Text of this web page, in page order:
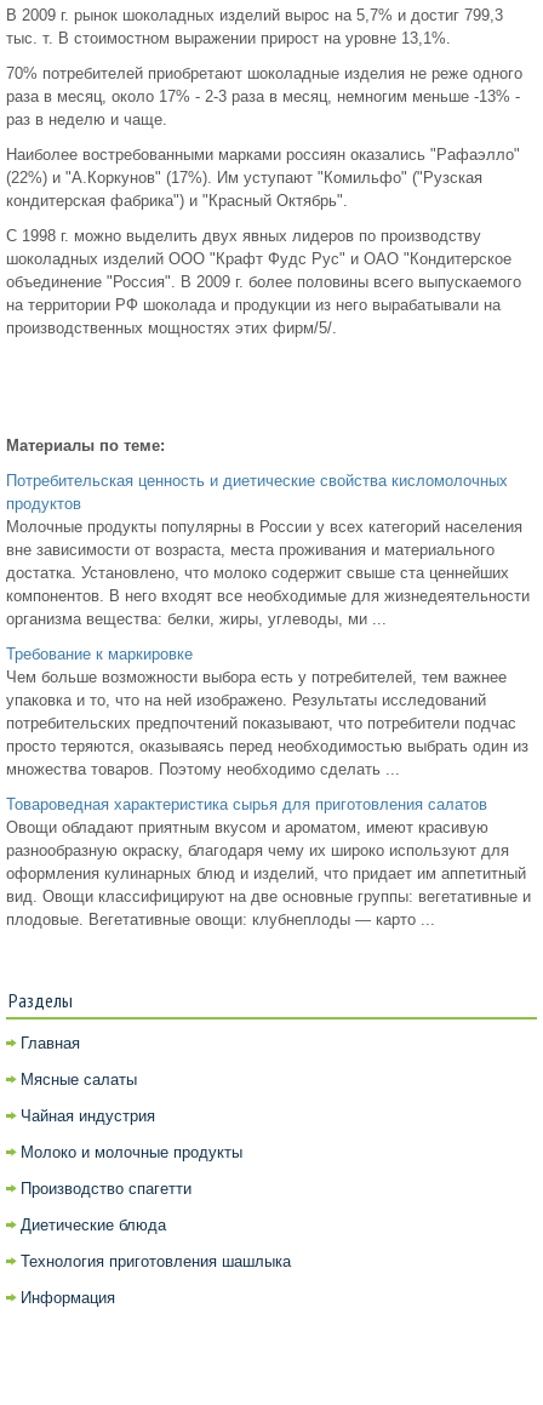
В 2009 г. рынок шоколадных изделий вырос на 5,7% и достиг 799,3
тыс. т. В стоимостном выражении прирост на уровне 13,1%.
70% потребителей приобретают шоколадные изделия не реже одного
раза в месяц, около 17% - 2-3 раза в месяц, немногим меньше -13% -
раз в неделю и чаще.
Наиболее востребованными марками россиян оказались "Рафаэлло"
(22%) и "А.Коркунов" (17%). Им уступают "Комильфо" ("Рузская
кондитерская фабрика") и "Красный Октябрь".
С 1998 г. можно выделить двух явных лидеров по производству
шоколадных изделий ООО "Крафт Фудс Рус" и ОАО "Кондитерское
объединение "Россия". В 2009 г. более половины всего выпускаемого
на территории РФ шоколада и продукции из него вырабатывали на
производственных мощностях этих фирм/5/.
Материалы по теме:
Потребительская ценность и диетические свойства кисломолочных
продуктов
Молочные продукты популярны в России у всех категорий населения
вне зависимости от возраста, места проживания и материального
достатка. Установлено, что молоко содержит свыше ста ценнейших
компонентов. В него входят все необходимые для жизнедеятельности
организма вещества: белки, жиры, углеводы, ми ...
Требование к маркировке
Чем больше возможности выбора есть у потребителей, тем важнее
упаковка и то, что на ней изображено. Результаты исследований
потребительских предпочтений показывают, что потребители подчас
просто теряются, оказываясь перед необходимостью выбрать один из
множества товаров. Поэтому необходимо сделать ...
Товароведная характеристика сырья для приготовления салатов
Овощи обладают приятным вкусом и ароматом, имеют красивую
разнообразную окраску, благодаря чему их широко используют для
оформления кулинарных блюд и изделий, что придает им аппетитный
вид. Овощи классифицируют на две основные группы: вегетативные и
плодовые. Вегетативные овощи: клубнеплоды — карто ...
Разделы
Главная
Мясные салаты
Чайная индустрия
Молоко и молочные продукты
Производство спагетти
Диетические блюда
Технология приготовления шашлыка
Информация